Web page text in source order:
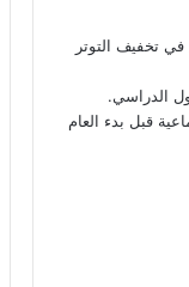
تخفيف التوتر
الدراسي.
قبل بدء العام